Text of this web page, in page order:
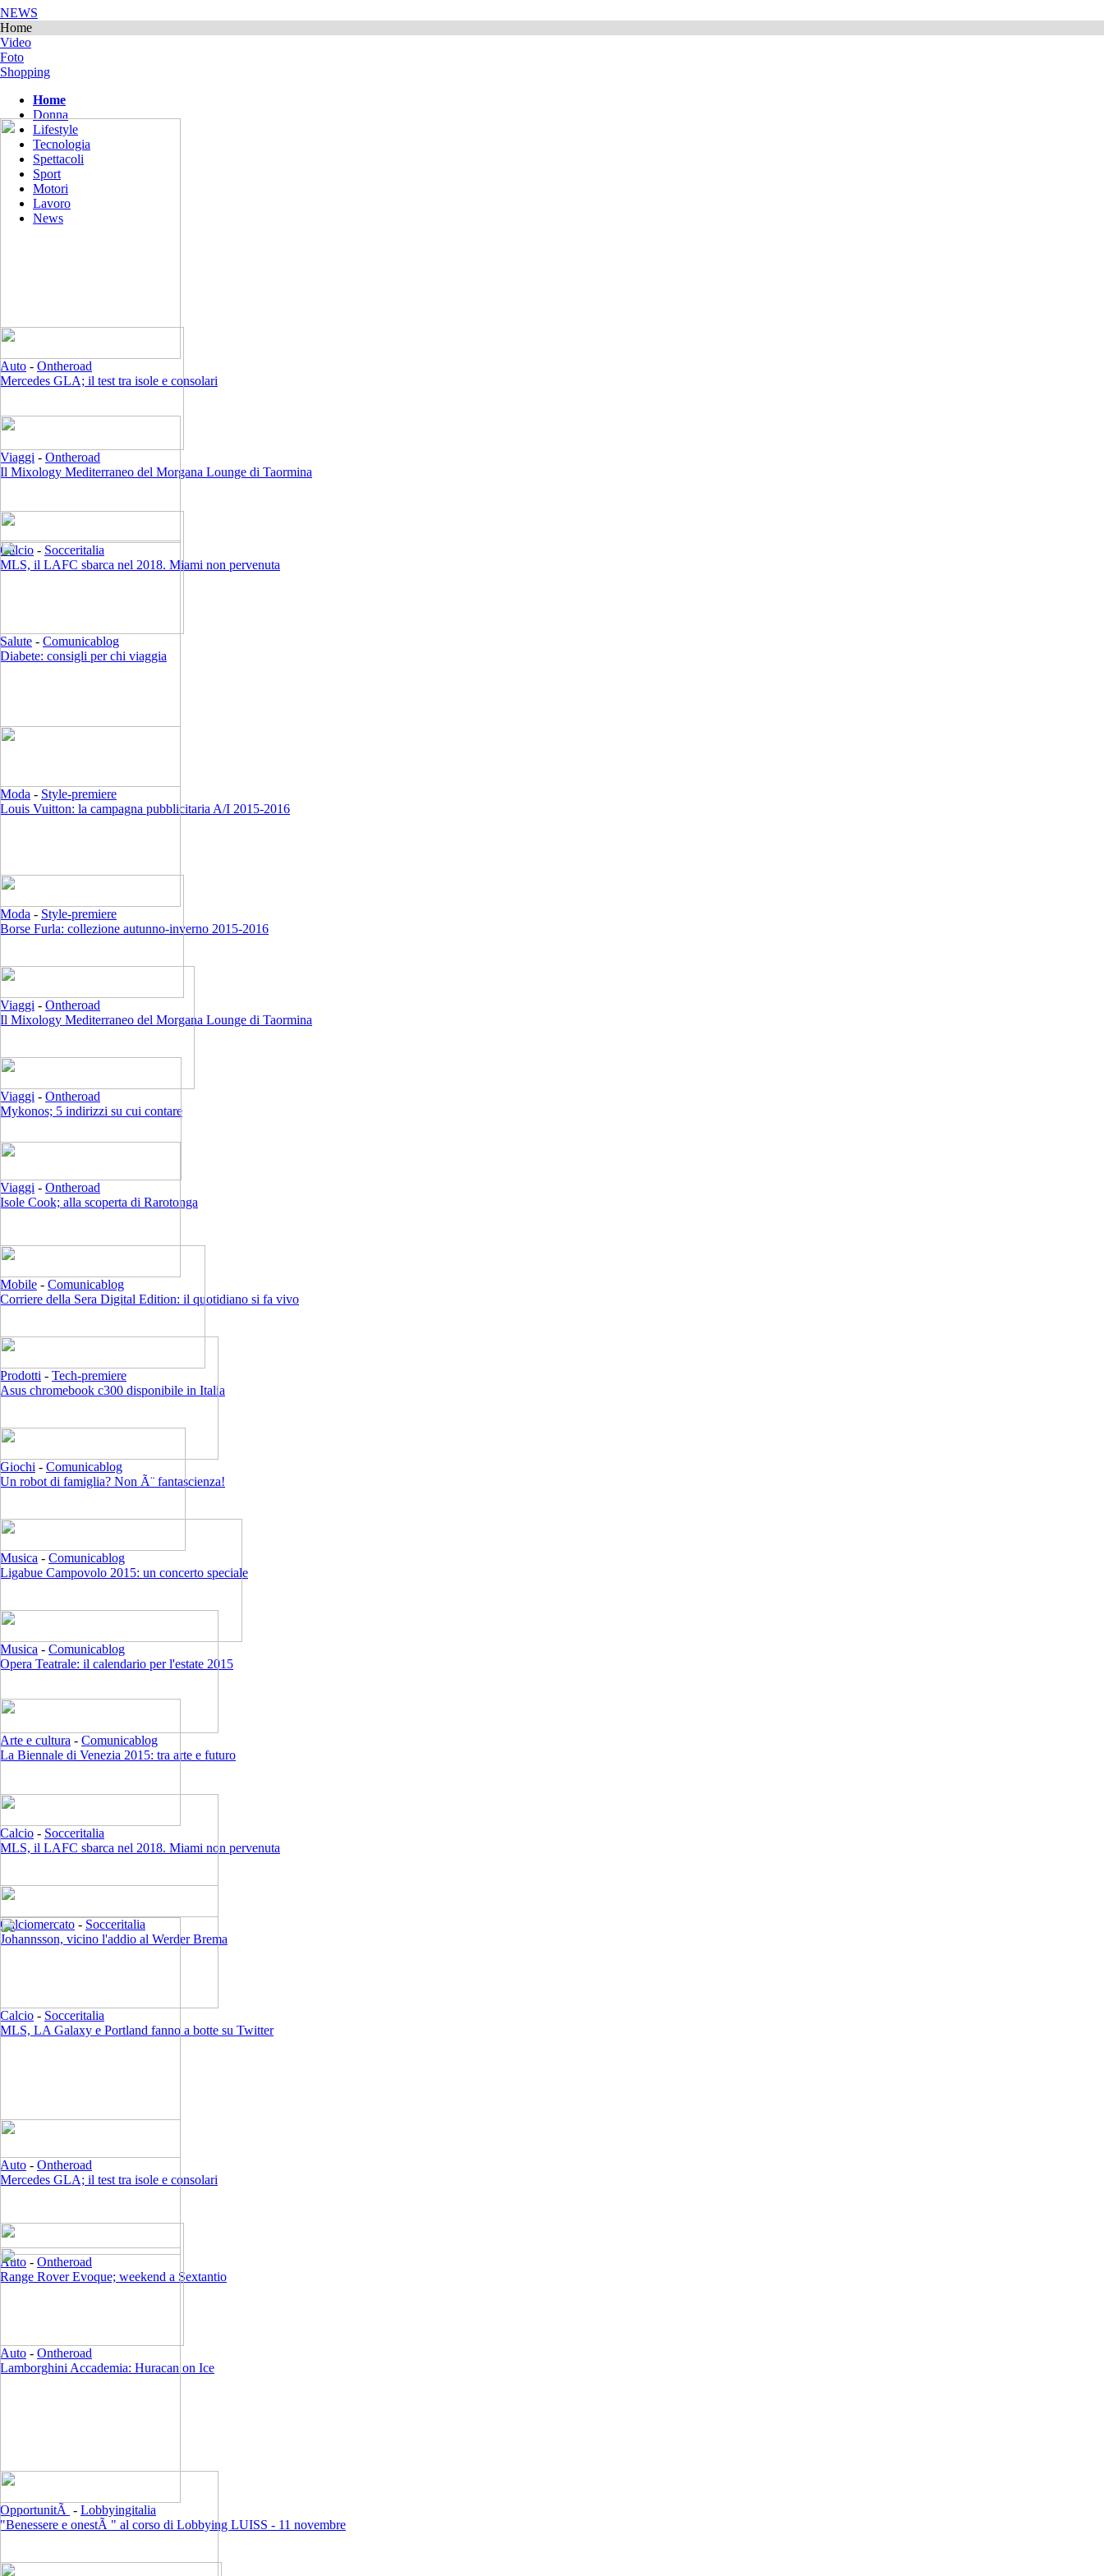
NEWS
Home
Video
Foto
Shopping
Home
Donna
Lifestyle
Tecnologia
Spettacoli
Sport
Motori
Lavoro
News
Auto - Ontheroad
Mercedes GLA; il test tra isole e consolari
Viaggi - Ontheroad
Il Mixology Mediterraneo del Morgana Lounge di Taormina
Calcio - Socceritalia
MLS, il LAFC sbarca nel 2018. Miami non pervenuta
Salute - Comunicablog
Diabete: consigli per chi viaggia
Moda - Style-premiere
Louis Vuitton: la campagna pubblicitaria A/I 2015-2016
Moda - Style-premiere
Borse Furla: collezione autunno-inverno 2015-2016
Viaggi - Ontheroad
Il Mixology Mediterraneo del Morgana Lounge di Taormina
Viaggi - Ontheroad
Mykonos; 5 indirizzi su cui contare
Viaggi - Ontheroad
Isole Cook; alla scoperta di Rarotonga
Mobile - Comunicablog
Corriere della Sera Digital Edition: il quotidiano si fa vivo
Prodotti - Tech-premiere
Asus chromebook c300 disponibile in Italia
Giochi - Comunicablog
Un robot di famiglia? Non Ã¨ fantascienza!
Musica - Comunicablog
Ligabue Campovolo 2015: un concerto speciale
Musica - Comunicablog
Opera Teatrale: il calendario per l'estate 2015
Arte e cultura - Comunicablog
La Biennale di Venezia 2015: tra arte e futuro
Calcio - Socceritalia
MLS, il LAFC sbarca nel 2018. Miami non pervenuta
Calciomercato - Socceritalia
Johannsson, vicino l'addio al Werder Brema
Calcio - Socceritalia
MLS, LA Galaxy e Portland fanno a botte su Twitter
Auto - Ontheroad
Mercedes GLA; il test tra isole e consolari
Auto - Ontheroad
Range Rover Evoque; weekend a Sextantio
Auto - Ontheroad
Lamborghini Accademia: Huracan on Ice
OpportunitÃ - Lobbyingitalia
"Benessere e onestÃ " al corso di Lobbying LUISS - 11 novembre